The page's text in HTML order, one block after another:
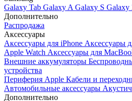
Galaxy Tab Galaxy A Galaxy S Galaxy
Дополнительно
Распродажа
Аксессуары
Аксессуары для iPhone Аксессуары
Apple Watch Аксессуары для
Внешние аккумуляторы
устройства
Периферия Apple Кабели и
Автомобильные аксессуары
Дополнительно